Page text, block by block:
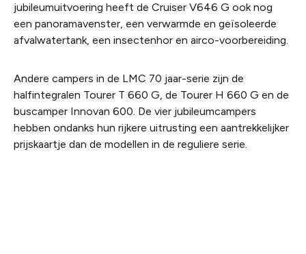
jubileumuitvoering heeft de Cruiser V646 G ook nog
een panoramavenster, een verwarmde en geïsoleerde
afvalwatertank, een insectenhor en airco-voorbereiding.
Andere campers in de LMC 70 jaar-serie zijn de
halfintegralen Tourer T 660 G, de Tourer H 660 G en de
buscamper Innovan 600. De vier jubileumcampers
hebben ondanks hun rijkere uitrusting een aantrekkelijker
prijskaartje dan de modellen in de reguliere serie.